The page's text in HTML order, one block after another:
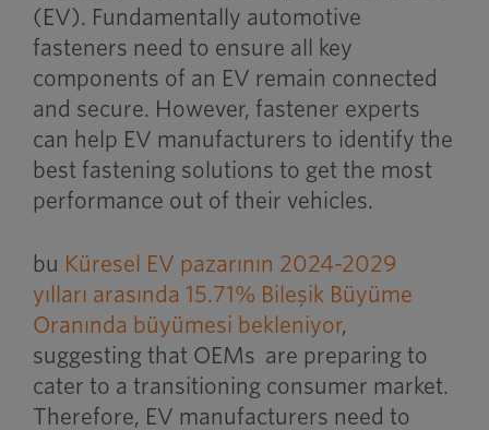
(EV). Fundamentally automotive
fasteners need to ensure all key
components of an EV remain connected
and secure. However, fastener experts
can help EV manufacturers to identify the
best fastening solutions to get the most
performance out of their vehicles.
bu Küresel EV pazarının 2024-2029
yılları arasında 15.71% Bileşik Büyüme
Oranında büyümesi bekleniyor,
suggesting that OEMs are preparing to
cater to a transitioning consumer market.
Therefore, EV manufacturers need to